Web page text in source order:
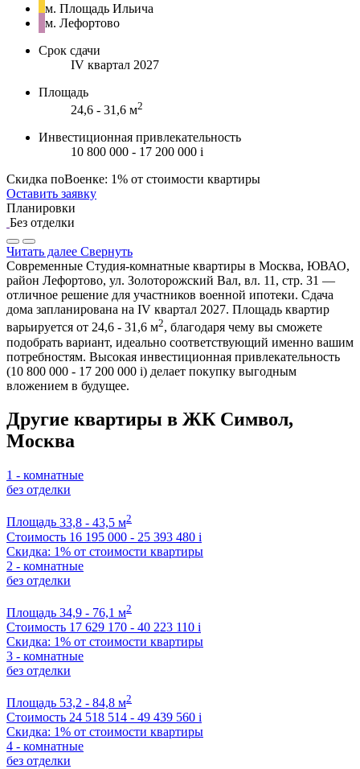
м. Площадь Ильича
м. Лефортово
Срок сдачи
IV квартал 2027
Площадь
24,6 - 31,6 м2
Инвестиционная привлекательность
10 800 000 - 17 200 000 i
Скидка поВоенке: 1% от стоимости квартиры
Оставить заявку
Планировки
Без отделки
Читать далее Свернуть
Современные Студия-комнатные квартиры в Москва, ЮВАО,
район Лефортово, ул. Золоторожский Вал, вл. 11, стр. 31 —
отличное решение для участников военной ипотеки. Сдача
дома запланирована на IV квартал 2027. Площадь квартир
варьируется от 24,6 - 31,6 м2, благодаря чему вы сможете
подобрать вариант, идеально соответствующий именно вашим
потребностям. Высокая инвестиционная привлекательность
(10 800 000 - 17 200 000 i) делает покупку выгодным
вложением в будущее.
Другие квартиры в ЖК Символ,
Москва
1 - комнатные
без отделки
Площадь 33,8 - 43,5 м2
Стоимость 16 195 000 - 25 393 480 i
Скидка: 1% от стоимости квартиры
2 - комнатные
без отделки
Площадь 34,9 - 76,1 м2
Стоимость 17 629 170 - 40 223 110 i
Скидка: 1% от стоимости квартиры
3 - комнатные
без отделки
Площадь 53,2 - 84,8 м2
Стоимость 24 518 514 - 49 439 560 i
Скидка: 1% от стоимости квартиры
4 - комнатные
без отделки